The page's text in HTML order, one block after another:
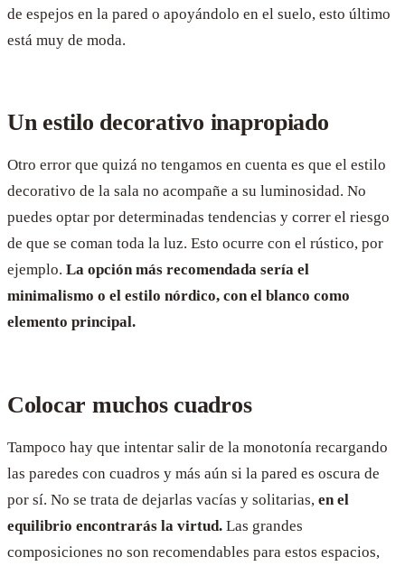
de espejos en la pared o apoyándolo en el suelo, esto último
está muy de moda.
Un estilo decorativo inapropiado
Otro error que quizá no tengamos en cuenta es que el estilo
decorativo de la sala no acompañe a su luminosidad. No
puedes optar por determinadas tendencias y correr el riesgo
de que se coman toda la luz. Esto ocurre con el rústico, por
ejemplo. La opción más recomendada sería el
minimalismo o el estilo nórdico, con el blanco como
elemento principal.
Colocar muchos cuadros
Tampoco hay que intentar salir de la monotonía recargando
las paredes con cuadros y más aún si la pared es oscura de
por sí. No se trata de dejarlas vacías y solitarias, en el
equilibrio encontrarás la virtud. Las grandes
composiciones no son recomendables para estos espacios,